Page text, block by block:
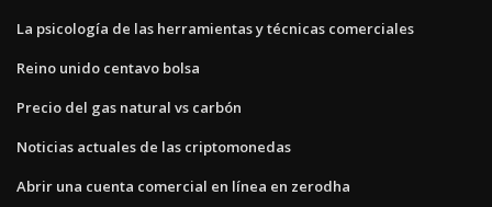
La psicología de las herramientas y técnicas comerciales
Reino unido centavo bolsa
Precio del gas natural vs carbón
Noticias actuales de las criptomonedas
Abrir una cuenta comercial en línea en zerodha